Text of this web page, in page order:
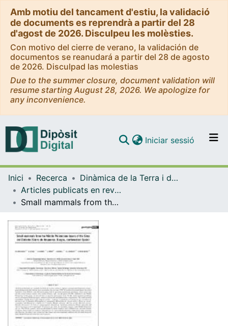
Amb motiu del tancament d'estiu, la validació
de documents es reprendrà a partir del 28
d'agost de 2026. Disculpeu les molèsties.
Con motivo del cierre de verano, la validación de
documentos se reanudará a partir del 28 de agosto
de 2026. Disculpad las molestias
Due to the summer closure, document validation will
resume starting August 28, 2026. We apologize for
any inconvenience.
Navega per tot el DD
Com publicar
Iniciar sessió (current)
Inici Recerca
Dinàmica de la Terra i de l'Oceà
Articles publicats en revistes (Dinàmica de la Terra i l'Oceà)
Small mammals from the middle pleistocene layers of the sima del elefante (Sierra de Atapuerca, Burgos, northwestern Spain)